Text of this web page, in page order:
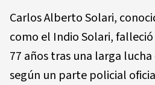
Carlos Alberto Solari,
como el Indio Solari,
77 años tras una larga
según un parte policial